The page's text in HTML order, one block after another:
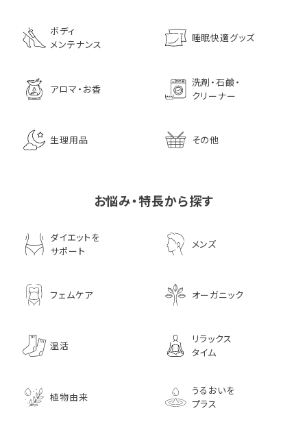
ボディ
メンテナンス
睡眠快適グッズ
アロマ・お香
洗剤・石鹸・
クリーナー
生理用品 その他
お悩み・特長から探す
ダイエットを
サポート
メンズ
フェムケア オーガニック
温活
リラックス
タイム
植物由来
うるおいを
プラス